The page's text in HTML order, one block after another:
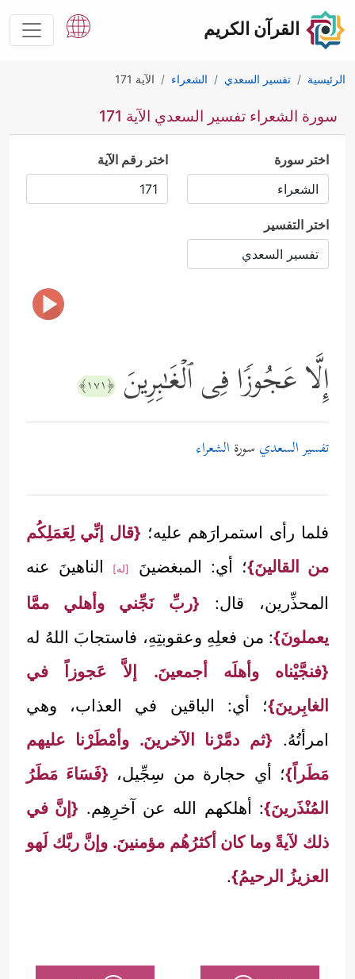
القرآن الكريم
الرئيسية تفسير السعدي الشعراء الآية 171
سورة الشعراء تفسير السعدي الآية 171
اختر سورة اختر رقم الآية
اختر التفسير
إِلَّا عَجُوزࣰا فِی ٱلۡغَـٰبِرِینَ ﴿١٧١﴾
تفسير السعدي سورة الشعراء
فلما رأى استمرارَهم عليه؛ {قال إنِّي لِعَمَلِكُم
من القالينَ}؛ أي: المبغضينَ [له]
الناهينَ عنه
المحذِّرين، قال: {ربِّ نَجِّني وأهلي ممَّا
يعملونَ}: من فعلِهِ وعقوبتِهِ، فاستجابَ اللهُ له
{فنجَّيْناه وأهلَه أجمعينَ. إلاَّ عَجوزاً في
الغابِرينَ}؛ أي: الباقين في العذاب، وهي
امرأتُهُ. {ثم دمَّرْنا الآخرينَ. وأمْطَرْنا عليهم
مَطَراً}؛ أي حجارة من سِجِّيل، {فَسَاءَ مَطَرُ
المُنْذَرينَ}: أهلكهم الله عن آخرِهِم. {إنَّ في
ذلك لآيةً وما كان أكثرُهُم مؤمنينَ. وإنَّ ربَّك لَهو
العزيزُ الرحيمُ}.